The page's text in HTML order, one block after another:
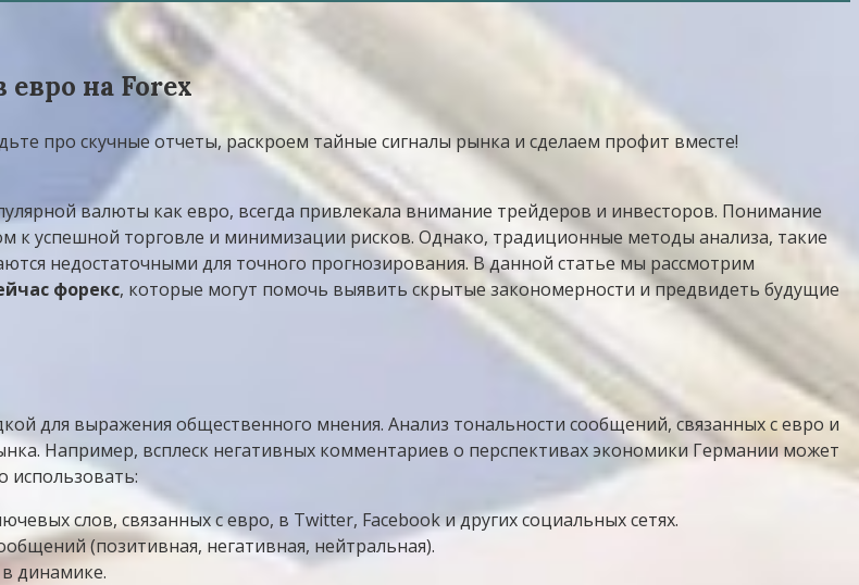
на Forex
про скучные отчеты, раскроем тайные сигналы рынка и сделаем профит вместе!
валюты как евро, всегда привлекала внимание трейдеров и инвесторов. Понимание
к успешной торговле и минимизации рисков. Однако, традиционные методы анализа, такие
недостаточными для точного прогнозирования. В данной статье мы рассмотрим
форекс, которые могут помочь выявить скрытые закономерности и предвидеть будущие
для выражения общественного мнения. Анализ тональности сообщений, связанных с евро и
Например, всплеск негативных комментариев о перспективах экономики Германии может
использовать:
слов, связанных с евро, в Twitter, Facebook и других социальных сетях.
(позитивная, негативная, нейтральная).
динамике.